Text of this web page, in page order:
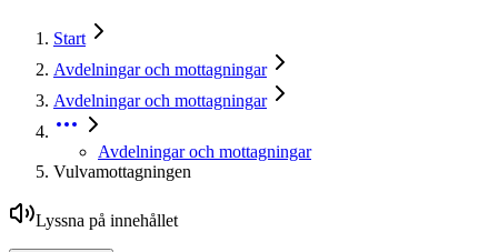
Start
Avdelningar och mottagningar
Avdelningar och mottagningar
Avdelningar och mottagningar
Vulvamottagningen
Lyssna på innehållet